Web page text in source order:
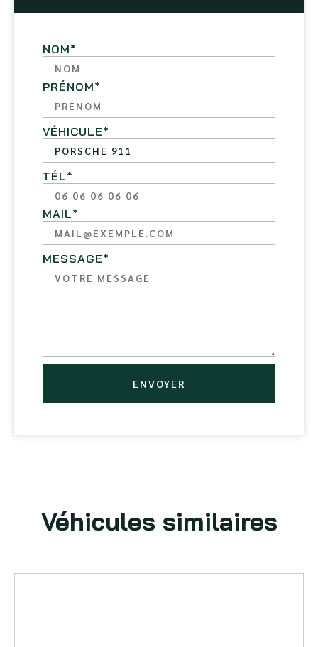
NOM*
PRÉNOM*
VÉHICULE*
TÉL*
MAIL*
MESSAGE*
ENVOYER
Véhicules similaires